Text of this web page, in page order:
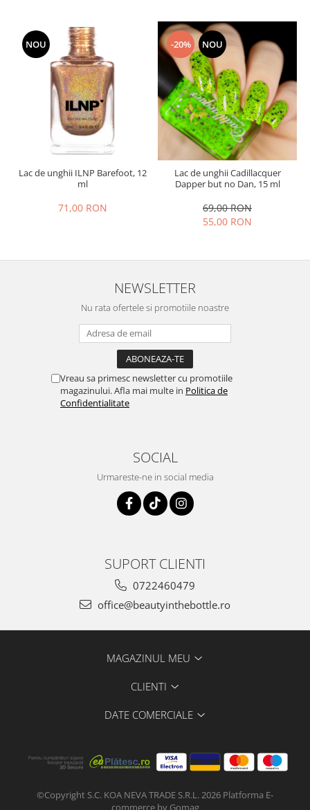
NOU
Lac de unghii ILNP Barefoot, 12
ml
71,00 RON
-20% NOU
Lac de unghii Cadillacquer
Dapper but no Dan, 15 ml
69,00 RON
55,00 RON
NEWSLETTER
Nu rata ofertele si promotiile noastre
Vreau sa primesc newsletter cu promotiile
magazinului. Afla mai multe in Politica de
Confidentialitate
SOCIAL
Urmareste-ne in social media
SUPORT CLIENTI
0722460479
office@beautyinthebottle.ro
MAGAZINUL MEU
CLIENTI
DATE COMERCIALE
©Copyright S.C. KOA NEVA TRADE S.R.L. 2026 Platforma E-
commerce by Gomag